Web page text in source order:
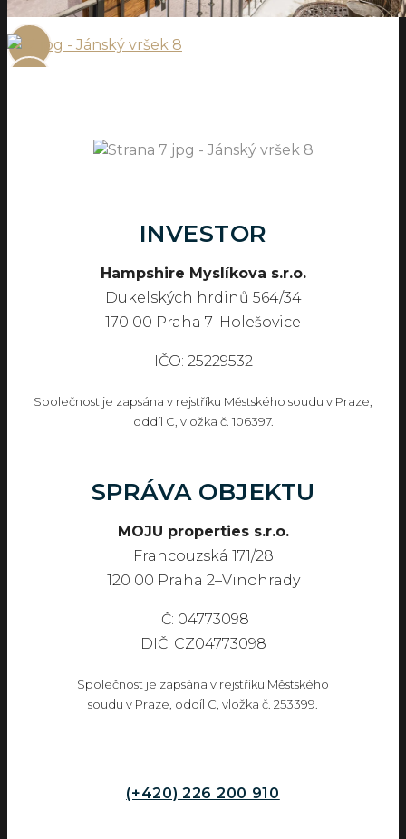
INVESTOR
Hampshire Myslíkova s.r.o.
Dukelských hrdinů 564/34
170 00 Praha 7–Holešovice
IČO: 25229532
Společnost je zapsána v rejstříku Městského soudu v Praze,
oddíl C, vložka č. 106397.
SPRÁVA OBJEKTU
MOJU properties s.r.o.
Francouzská 171/28
120 00 Praha 2–Vinohrady
IČ: 04773098
DIČ: CZ04773098
Společnost je zapsána v rejstříku Městského
soudu v Praze, oddíl C, vložka č. 253399.
(+420) 226 200 910